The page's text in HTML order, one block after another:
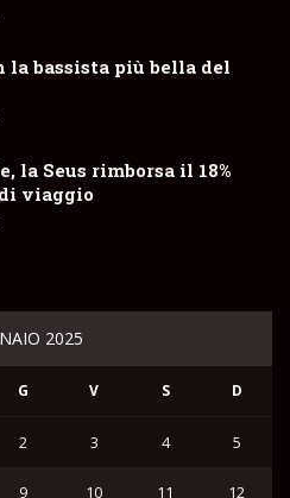
la bassista più bella del
la Seus rimborsa il 18%
viaggio
2025
G V S D
2 3 4 5
9 10 11 12